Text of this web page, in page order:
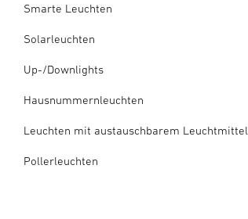
Smarte Leuchten
Solarleuchten
Up-/Downlights
Hausnummernleuchten
Leuchten mit austauschbarem Leuchtmittel
Pollerleuchten